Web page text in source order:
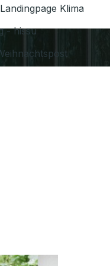
Landingpage Klima
- hissu